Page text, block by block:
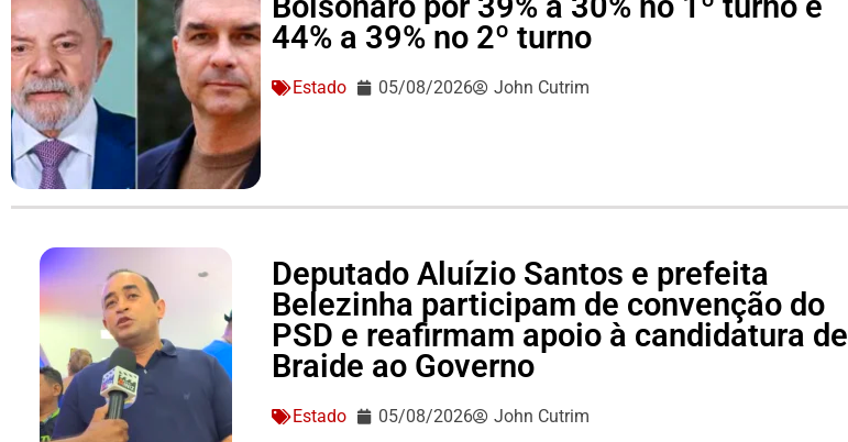
44% a 39% no 2º turno
Estado 05/08/2026 John Cutrim
Deputado Aluízio Santos e prefeita
Belezinha participam de convenção do
PSD e reafirmam apoio à candidatura de
Braide ao Governo
Estado 05/08/2026 John Cutrim